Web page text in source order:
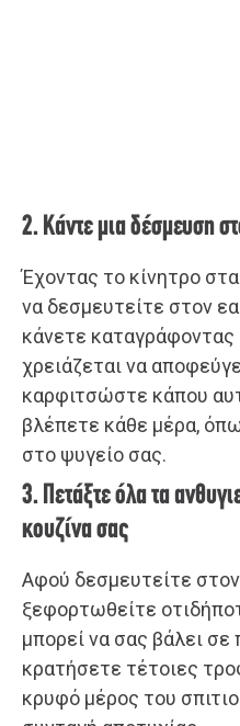
2. Κάντε μια δέσμευση
Έχοντας το κίνητρο στα
να δεσμευτείτε στον
κάνετε καταγράφοντας
χρειάζεται να
καρφιτσώστε κάπου
βλέπετε κάθε μέρα,
στο ψυγείο σας.
3. Πετάξτε όλα τα
κουζίνα σας
Αφού δεσμευτείτε
ξεφορτωθείτε
μπορεί να σας βάλει σε
κρατήσετε τέτοιες
κρυφό μέρος του